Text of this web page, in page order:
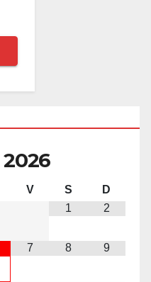
2026
V S
D
1
2
7 8 9